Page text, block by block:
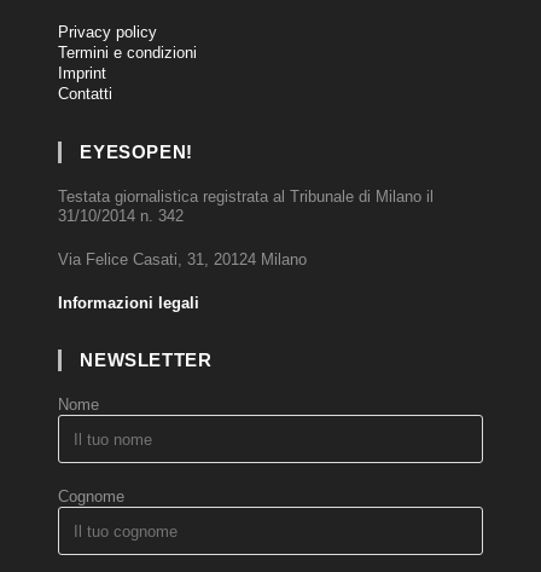
Privacy policy
Termini e condizioni
Imprint
Contatti
EYESOPEN!
Testata giornalistica registrata al Tribunale di Milano il
31/10/2014 n. 342
Via Felice Casati, 31, 20124 Milano
Informazioni legali
NEWSLETTER
Nome
Cognome